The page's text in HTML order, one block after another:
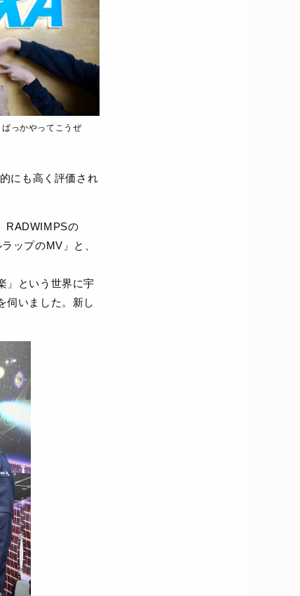
っかやってこうぜ
にも高く評価され
RADWIMPSの
ップのMV」と、
」という世界に宇
伺いました。新し